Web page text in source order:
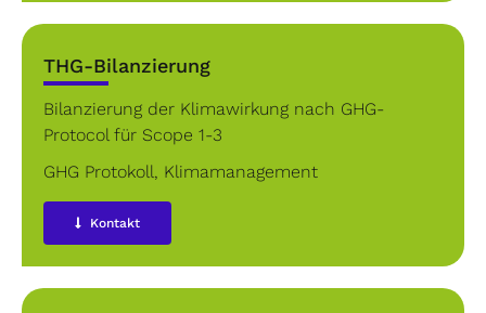
THG-Bilanzierung
Bilanzierung der Klimawirkung nach GHG-
Protocol für Scope 1-3
GHG Protokoll, Klimamanagement
Kontakt